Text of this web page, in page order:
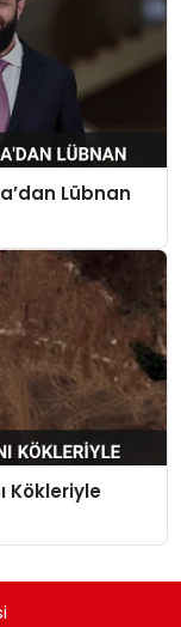
Lübnan
Kökleriyle